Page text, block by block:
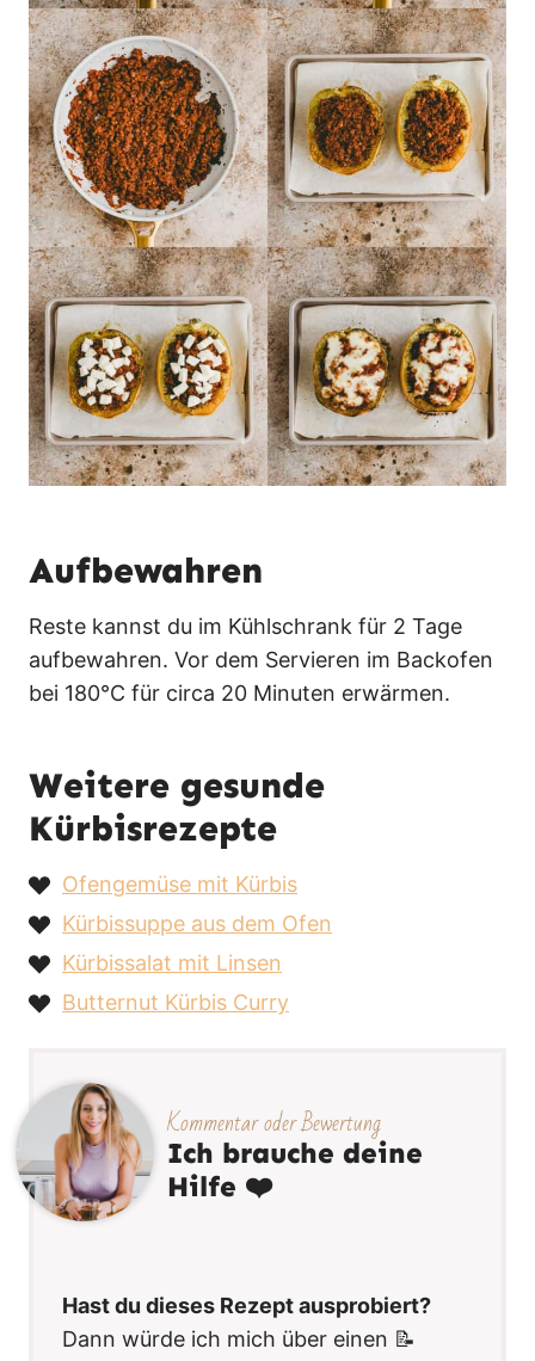
Aufbewahren
Reste kannst du im Kühlschrank für 2 Tage
aufbewahren. Vor dem Servieren im Backofen
bei 180°C für circa 20 Minuten erwärmen.
Weitere gesunde
Kürbisrezepte
Ofengemüse mit Kürbis
Kürbissuppe aus dem Ofen
Kürbissalat mit Linsen
Butternut Kürbis Curry
Kommentar oder Bewertung
Ich brauche deine
Hilfe ❤️
Hast du dieses Rezept ausprobiert?
Dann würde ich mich über einen 📝